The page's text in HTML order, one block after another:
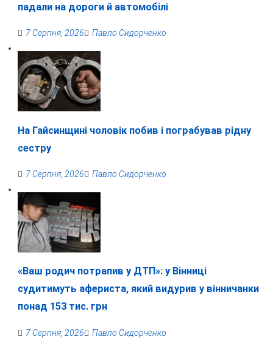
падали на дороги й автомобілі
7 Серпня, 2026 Павло Сидорченко
На Гайсинщині чоловік побив і пограбував рідну
сестру
7 Серпня, 2026 Павло Сидорченко
«Ваш родич потрапив у ДТП»: у Вінниці
судитимуть афериста, який видурив у вінничанки
понад 153 тис. грн
7 Серпня, 2026 Павло Сидорченко